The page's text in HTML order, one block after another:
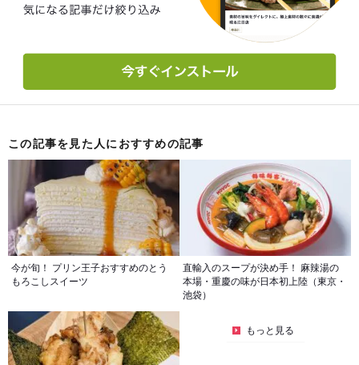
この記事を見た人におすすめの記事
今が旬！ プリン王子おすすめのとう
もろこしスイーツ
直輸入のスープが決め手！ 麻辣湯の
本場・重慶の味が日本初上陸（東京・
池袋）
もっと見る